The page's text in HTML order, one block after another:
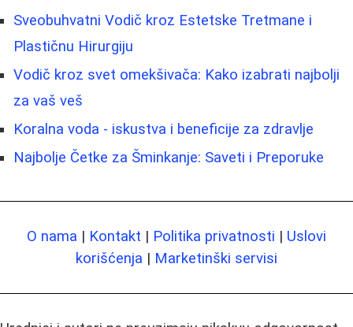
Sveobuhvatni Vodič kroz Estetske Tretmane i
Plastičnu Hirurgiju
Vodič kroz svet omekšivača: Kako izabrati najbolji
za vaš veš
Koralna voda - iskustva i beneficije za zdravlje
Najbolje Četke za Šminkanje: Saveti i Preporuke
O nama | Kontakt | Politika privatnosti | Uslovi
korišćenja | Marketinški servisi